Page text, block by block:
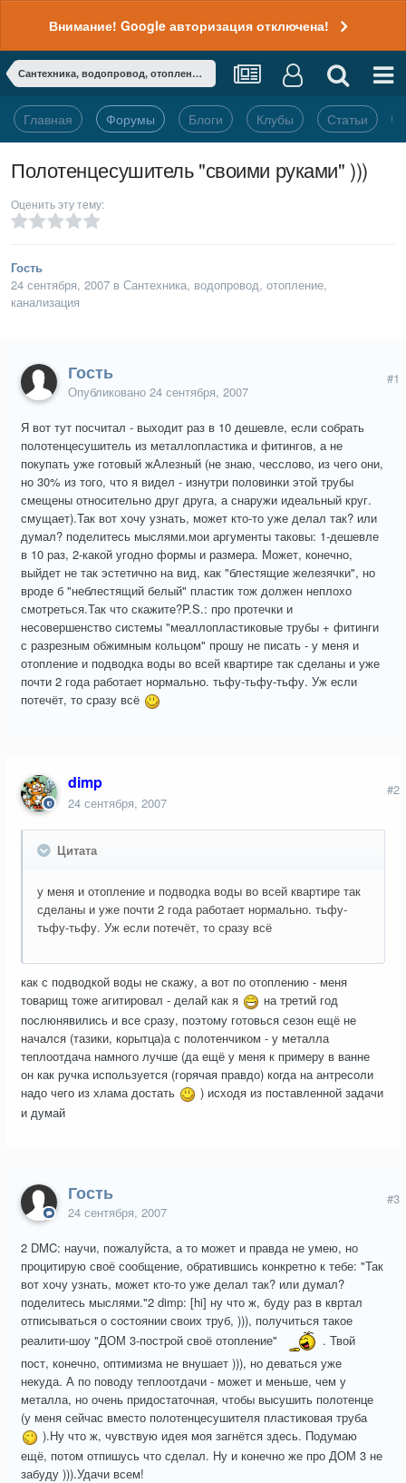
Внимание! Google авторизация отключена!
Сантехника, водопровод, отопление, канализация
Главная Форумы Блоги Клубы Статьи
Полотенцесушитель "своими руками" )))
Оценить эту тему:
Гость
24 сентября, 2007 в Сантехника, водопровод, отопление,
канализация
Гость
Опубликовано 24 сентября, 2007
#1
Я вот тут посчитал - выходит раз в 10 дешевле, если собрать
полотенцесушитель из металлопластика и фитингов, а не
покупать уже готовый жАлезный (не знаю, чесслово, из чего они,
но 30% из того, что я видел - изнутри половинки этой трубы
смещены относительно друг друга, а снаружи идеальный круг.
смущает).Так вот хочу узнать, может кто-то уже делал так? или
думал? поделитесь мыслями.мои аргументы таковы: 1-дешевле
в 10 раз, 2-какой угодно формы и размера. Может, конечно,
выйдет не так эстетично на вид, как "блестящие железячки", но
вроде б "неблестящий белый" пластик тож должен неплохо
смотреться.Так что скажите?P.S.: про протечки и
несовершенство системы "меаллопластиковые трубы + фитинги
с разрезным обжимным кольцом" прошу не писать - у меня и
отопление и подводка воды во всей квартире так сделаны и уже
почти 2 года работает нормально. тьфу-тьфу-тьфу. Уж если
потечёт, то сразу всё
dimp
24 сентября, 2007
#2
Цитата
у меня и отопление и подводка воды во всей квартире так
сделаны и уже почти 2 года работает нормально. тьфу-
тьфу-тьфу. Уж если потечёт, то сразу всё
как с подводкой воды не скажу, а вот по отоплению - меня
товарищ тоже агитировал - делай как я
на третий год
послюнявились и все сразу, поэтому готовься сезон ещё не
начался (тазики, корытца)а с полотенчиком - у металла
теплоотдача намного лучше (да ещё у меня к примеру в ванне
он как ручка используется (горячая правдо) когда на антресоли
надо чего из хлама достать
) исходя из поставленной задачи
и думай
Гость
24 сентября, 2007
#3
2 DMC: научи, пожалуйста, а то может и правда не умею, но
процитирую своё сообщение, обратившись конкретно к тебе: "Так
вот хочу узнать, может кто-то уже делал так? или думал?
поделитесь мыслями."2 dimp: [hi] ну что ж, буду раз в квртал
отписываться о состоянии своих труб, ))), получиться такое
реалити-шоу "ДОМ 3-построй своё отопление"
. Твой
пост, конечно, оптимизма не внушает ))), но деваться уже
некуда. А по поводу теплоотдачи - может и меньше, чем у
металла, но очень придостаточная, чтобы высушить полотенце
(у меня сейчас вместо полотенцесушителя пластиковая труба
).Ну что ж, чувствую идея моя загнётся здесь. Подумаю
ещё, потом отпишусь что сделал. Ну и конечно же про ДОМ 3 не
забуду ))).Удачи всем!